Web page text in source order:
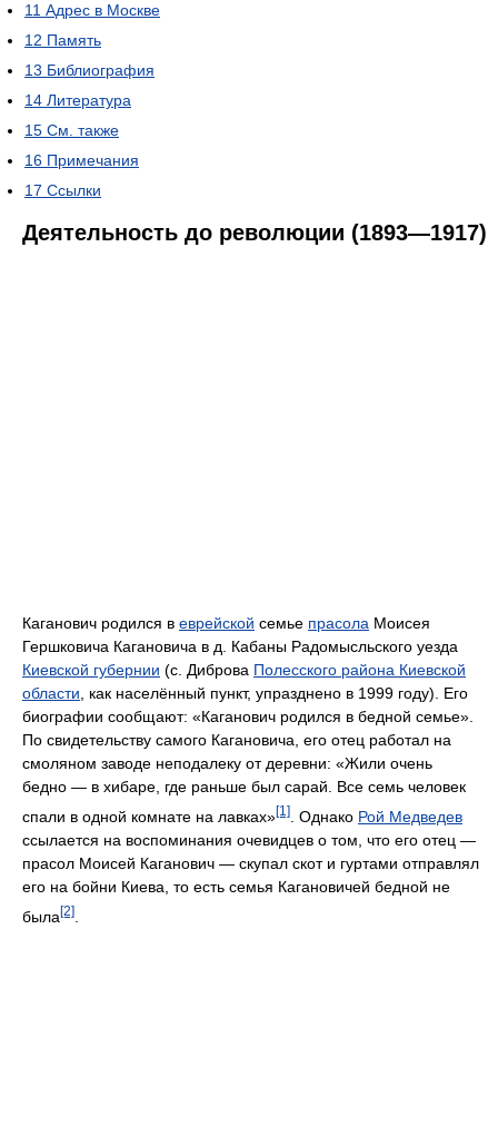
11 Адрес в Москве
12 Память
13 Библиография
14 Литература
15 См. также
16 Примечания
17 Ссылки
Деятельность до революции (1893—1917)
Каганович родился в еврейской семье прасола Моисея
Гершковича Кагановича в д. Кабаны Радомысльского уезда
Киевской губернии (с. Диброва Полесского района Киевской
области , как населённый пункт, упразднено в 1999 году). Его
биографии сообщают: «Каганович родился в бедной семье».
По свидетельству самого Кагановича, его отец работал на
смоляном заводе неподалеку от деревни: «Жили очень
бедно — в хибаре, где раньше был сарай. Все семь человек
спали в одной комнате на лавках»[1] . Однако Рой Медведев
ссылается на воспоминания очевидцев о том, что его отец —
прасол Моисей Каганович — скупал скот и гуртами отправлял
его на бойни Киева, то есть семья Кагановичей бедной не
была[2]